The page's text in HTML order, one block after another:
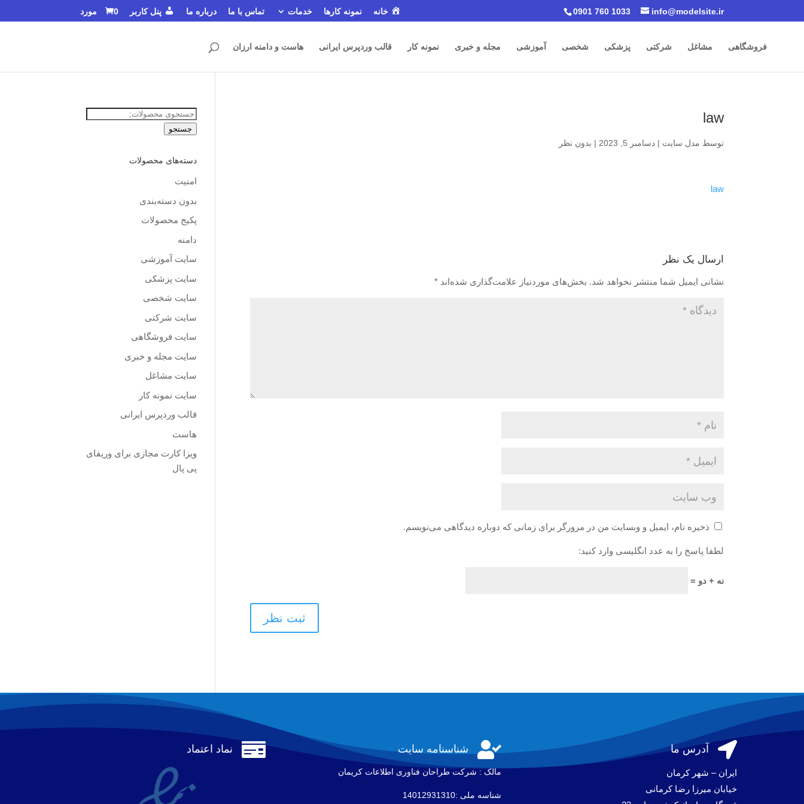
0901 760 1033 info@modelsite.ir خانه نمونه کارها خدمات تماس با ما درباره ما پنل کاربر 0 مورد
فروشگاهی مشاغل شرکتی پزشکی شخصی آموزشی مجله و خبری نمونه کار قالب وردپرس ایرانی هاست و دامنه ارزان
law
توسط مدل سایت |دسامبر 5, 2023 | بدون نظر
law
ارسال یک نظر
نشانی ایمیل شما منتشر نخواهد شد. بخش‌های موردنیاز علامت‌گذاری شده‌اند*
ذخیره نام، ایمیل و وبسایت من در مرورگر برای زمانی که دوباره دیدگاهی می‌نویسم.
لطفا پاسخ را به عدد انگلیسی وارد کنید:
نه + دو =
جستجو
برای:
جستجو
دسته‌های محصولات
امنیت
بدون دسته‌بندی
پکیج محصولات
دامنه
سایت آموزشی
سایت پزشکی
سایت شخصی
سایت شرکتی
سایت فروشگاهی
سایت مجله و خبری
سایت مشاغل
سایت نمونه کار
قالب وردپرس ایرانی
هاست
ویزا کارت مجازی برای وریفای
پی پال
 نماد اعتماد  شناسنامه سایت
مالک : شرکت طراحان فناوری اطلاعات كريمان
شناسه ملی :14012931310
 آدرس ما
ایران – شهر کرمان
خیابان میرزا رضا کرمانی